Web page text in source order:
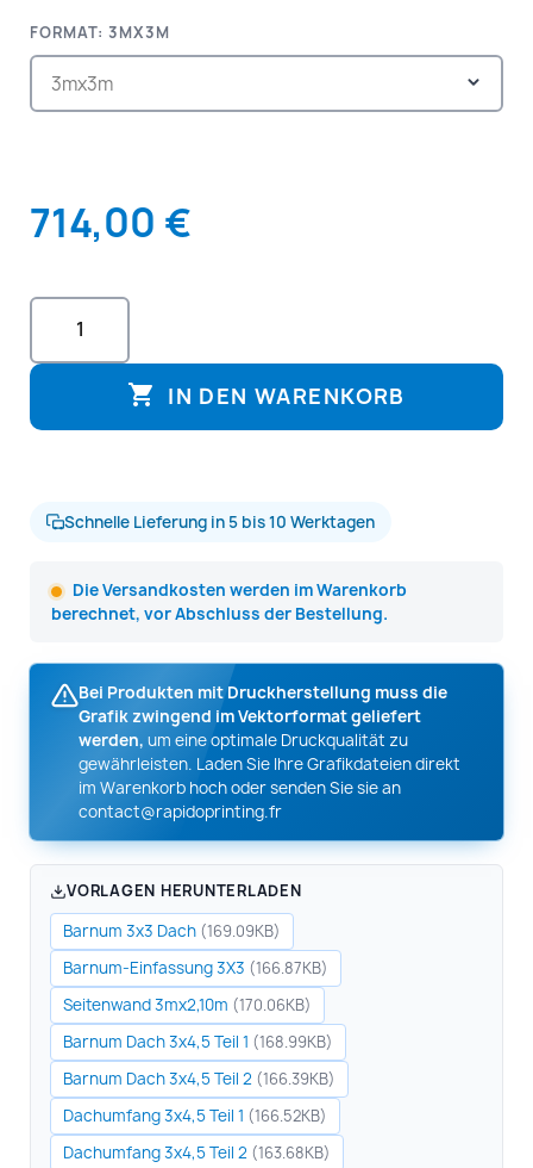
FORMAT: 3MX3M
714,00 €
 IN DEN WARENKORB
Schnelle Lieferung in 5 bis 10 Werktagen
Die Versandkosten werden im Warenkorb
berechnet, vor Abschluss der Bestellung.
Bei Produkten mit Druckherstellung muss die
Grafik zwingend im Vektorformat geliefert
werden, um eine optimale Druckqualität zu
gewährleisten. Laden Sie Ihre Grafikdateien direkt
im Warenkorb hoch oder senden Sie sie an
contact@rapidoprinting.fr
VORLAGEN HERUNTERLADEN
Barnum 3x3 Dach (169.09KB)
Barnum-Einfassung 3X3 (166.87KB)
Seitenwand 3mx2,10m (170.06KB)
Barnum Dach 3x4,5 Teil 1 (168.99KB)
Barnum Dach 3x4,5 Teil 2 (166.39KB)
Dachumfang 3x4,5 Teil 1 (166.52KB)
Dachumfang 3x4,5 Teil 2 (163.68KB)